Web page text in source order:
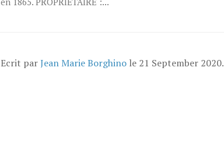
Ecrit parJean Marie Borghino le 21 September 2020.